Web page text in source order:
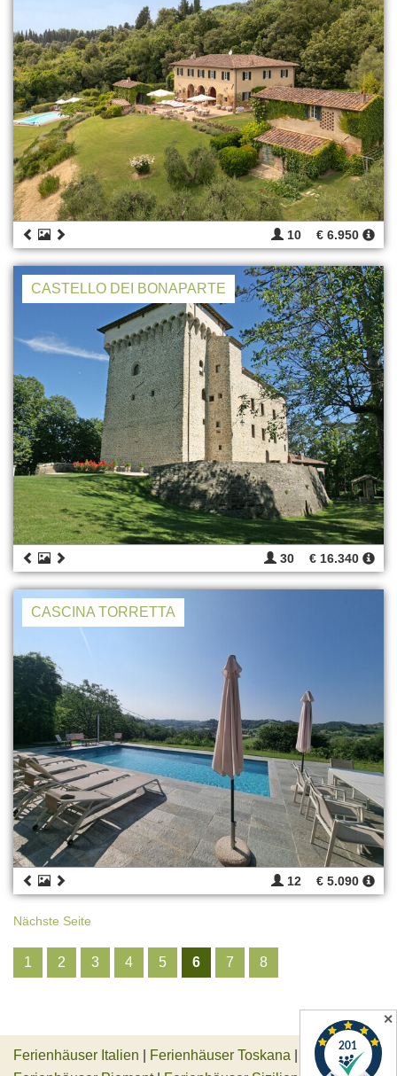
10 € 6.950
CASTELLO DEI BONAPARTE
30 € 16.340
CASCINA TORRETTA
12 € 5.090
Nächste Seite
1 2 3 4 5 6 7 8
Ferienhäuser Italien Ferienhäuser Toskana
✕